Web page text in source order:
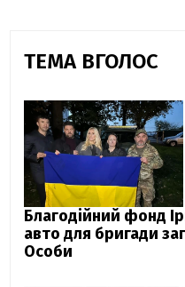
ТЕМА ВГОЛОС
Благодійний фонд
авто для бригади
Особи